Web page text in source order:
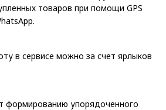
товаров при помощи GPS
в сервисе можно за счет ярлыков
формированию упорядоченного